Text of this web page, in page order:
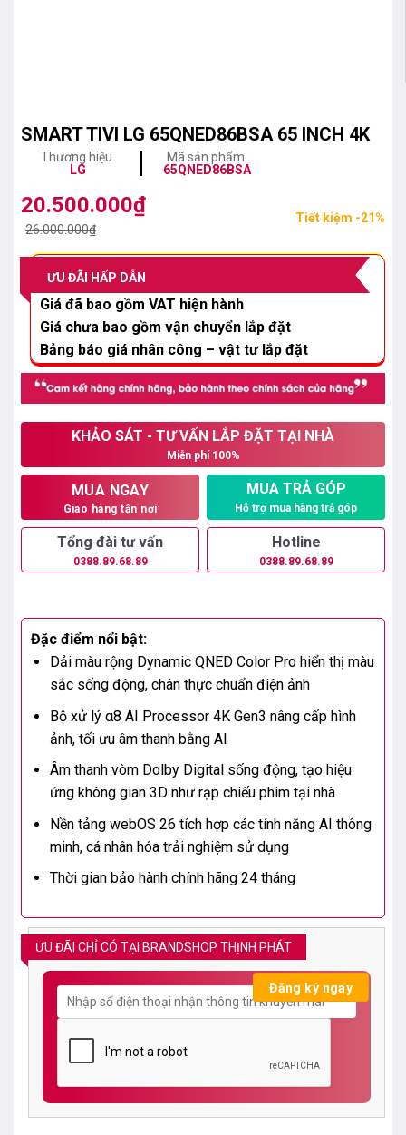
SMART TIVI LG 65QNED86BSA 65 INCH 4K
Thương hiệu
LG
Mã sản phẩm
65QNED86BSA
26.000.000₫
Giá
gốc
26.000.000₫.
20.500.000₫
Giá
hiện
20.500.000₫.
Tiết kiệm -21%
ƯU ĐÃI HẤP DẪN
Giá đã bao gồm VAT hiện hành
Giá chưa bao gồm vận chuyển lắp đặt
Bảng báo giá nhân công – vật tư lắp đặt
KHẢO SÁT - TƯ VẤN LẮP ĐẶT TẠI NHÀ
Miễn phí 100%
MUA NGAY
Giao hàng tận nơi
MUA TRẢ GÓP
Hỗ trợ mua hàng trả góp
Tổng đài tư vấn
0388.89.68.89
Hotline
0388.89.68.89
Đặc điểm nổi bật:
Dải màu rộng Dynamic QNED Color Pro hiển thị màu
sắc sống động, chân thực chuẩn điện ảnh
Bộ xử lý α8 AI Processor 4K Gen3 nâng cấp hình
ảnh, tối ưu âm thanh bằng AI
Âm thanh vòm Dolby Digital sống động, tạo hiệu
ứng không gian 3D như rạp chiếu phim tại nhà
Nền tảng webOS 26 tích hợp các tính năng AI thông
minh, cá nhân hóa trải nghiệm sử dụng
Thời gian bảo hành chính hãng 24 tháng
ƯU ĐÃI CHỈ CÓ TẠI BRANDSHOP THỊNH PHÁT